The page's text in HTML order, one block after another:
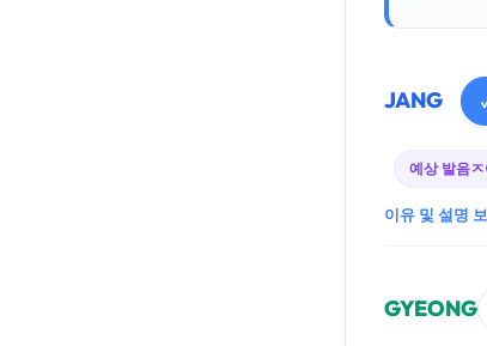
JANG
예상 발음
이유 및 설명
GYEONG